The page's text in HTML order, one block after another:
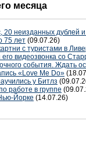
месяца
неизданных дублей
75 лет (09.07.26)
с туристами в
видеозвонка со
события. Ждать
«Love Me Do»
у Битлз
работе в группе
Йорке (14.07.26)